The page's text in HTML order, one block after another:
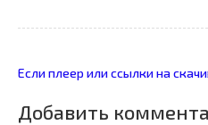
Если плеер или ссылки на
Добавить